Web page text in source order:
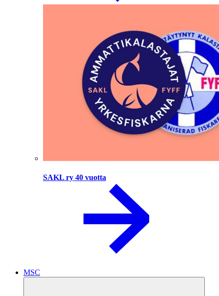
SAKL ry 40 vuotta
MSC